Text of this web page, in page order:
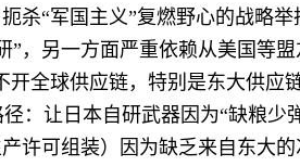
杀“军国主义”复燃野心的战略
，另一方面严重依赖从美国等盟
开全球供应链，特别是东大供应
：让日本自研武器因为“缺粮少
许可组装）因为缺乏来自东大的